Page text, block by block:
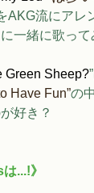
AKG流にアレ
一緒に歌って
Green Sheep?
Have Fun”の
好き？
...!》